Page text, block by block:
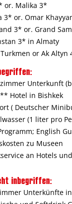
or. Malika 3*
3* or. Omar
3* or. Grand
3* in Almaty
or Ak Altyn
Unterkunft
Hotel in Bishkek
( Deutscher
(1 liter pro
English
zu Museen
an Hotels
inbegriffen:
Unterkünfte